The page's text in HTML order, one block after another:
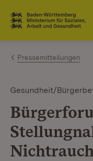
Zum Inhalt
Link zur Startseite
Pressemitteilungen
Gesundheit/